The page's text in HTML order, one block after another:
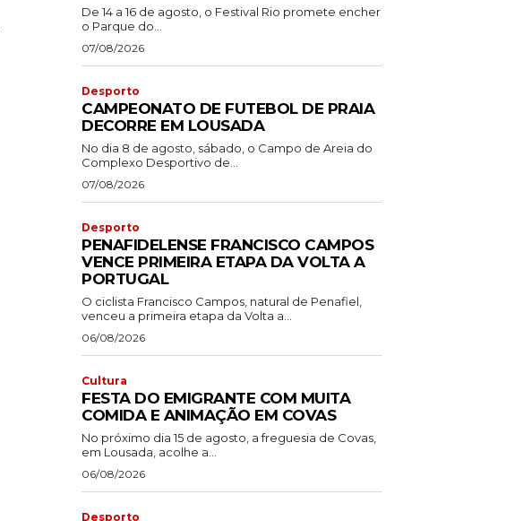
De 14 a 16 de agosto, o Festival Rio promete encher
o Parque do...
07/08/2026
Desporto
CAMPEONATO DE FUTEBOL DE PRAIA
DECORRE EM LOUSADA
No dia 8 de agosto, sábado, o Campo de Areia do
Complexo Desportivo de...
07/08/2026
Desporto
PENAFIDELENSE FRANCISCO CAMPOS
VENCE PRIMEIRA ETAPA DA VOLTA A
PORTUGAL
O ciclista Francisco Campos, natural de Penafiel,
venceu a primeira etapa da Volta a...
06/08/2026
Cultura
FESTA DO EMIGRANTE COM MUITA
COMIDA E ANIMAÇÃO EM COVAS
No próximo dia 15 de agosto, a freguesia de Covas,
em Lousada, acolhe a...
06/08/2026
Desporto